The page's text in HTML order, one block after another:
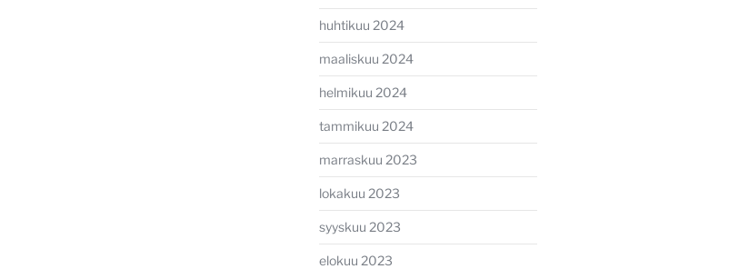
huhtikuu 2024
maaliskuu 2024
helmikuu 2024
tammikuu 2024
marraskuu 2023
lokakuu 2023
syyskuu 2023
elokuu 2023